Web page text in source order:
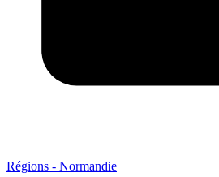
Régions - Normandie